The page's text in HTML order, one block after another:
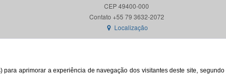
aprimorar a experiência de navegação dos visitantes deste site,
CEP 49400-000
Localização